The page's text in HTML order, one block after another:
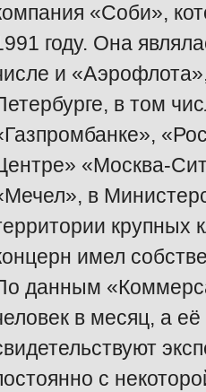
«Соби»,
году. Она
и
в том
«Москва-
в
крупных
имел
данным
в месяц, а
с